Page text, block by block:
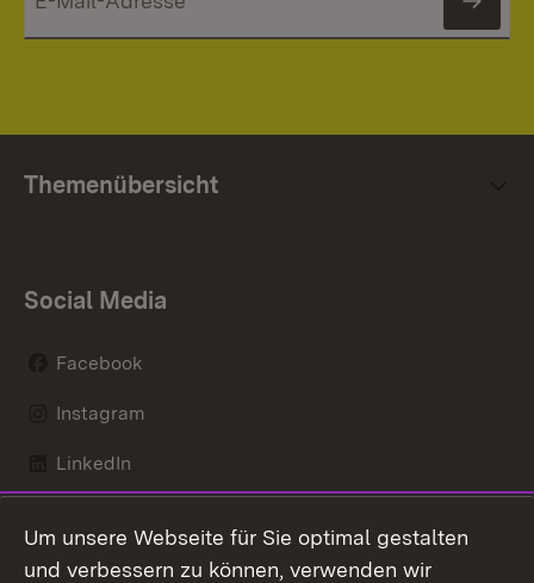
Themenübersicht
Social Media
Facebook
Instagram
LinkedIn
X / Twitter
Um unsere Webseite für Sie optimal gestalten
und verbessern zu können, verwenden wir